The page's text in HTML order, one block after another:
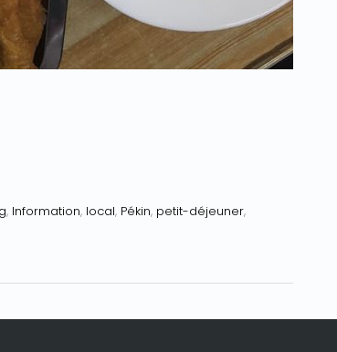
, Information, local, Pékin, petit-déjeuner,